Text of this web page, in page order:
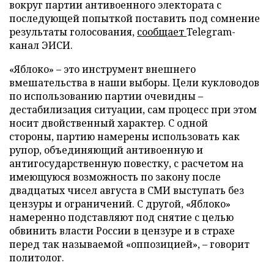
вокруг партии антивоенного электората с
последующей попыткой поставить под сомнение
результаты голосования, сообщаетTelegram-
канал ЭИСИ.
«Яблоко» – это инструмент внешнего
вмешательства в наши выборы. Цели кукловодов
по использованию партии очевидны –
дестабилизация ситуации, сам процесс при этом
носит двойственный характер. С одной
стороны, партию намерены использовать как
рупор, объединяющий антивоенную и
антигосударственную повестку, с расчетом на
имеющуюся возможность по закону после
двадцатых чисел августа в СМИ выступать без
цензуры и ограничений. С другой, «Яблоко»
намеренно подставляют под снятие с целью
обвинить власти России в цензуре и в страхе
перед так называемой «оппозицией», – говорит
политолог.